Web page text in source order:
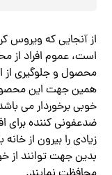
از آنجایی که ویروس
است، عموم افراد از
محصول و جلوگیری از
همین جهت این محصول
خوبی برخوردار می
ضدعفونی کننده برای
زیادی را بیرون از
بدین جهت توانند از